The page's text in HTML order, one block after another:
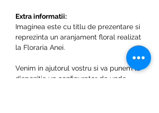
Extra informatii:
Imaginea este cu titlu de prezentare si
reprezinta un aranjament floral realizat
la Floraria Anei.
Venim in ajutorul vostru si va punem la
dispozitie un configurator de unde